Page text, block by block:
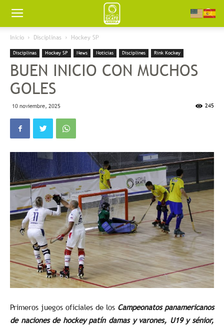
Worldskate
America
Inicio Disciplinas Hockey SP
Disciplinas Hockey SP News Noticias Disciplines Rink Kockey
BUEN INICIO CON MUCHOS
GOLES
10 noviembre, 2025 245
Primeros juegos oficiales de los Campeonatos panamericanos
de naciones de hockey patín damas y varones, U19 y sénior,